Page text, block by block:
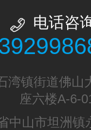
电话咨
湾镇街道佛山
座六楼A-6-
中山市坦洲镇